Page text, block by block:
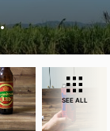
SEE ALL